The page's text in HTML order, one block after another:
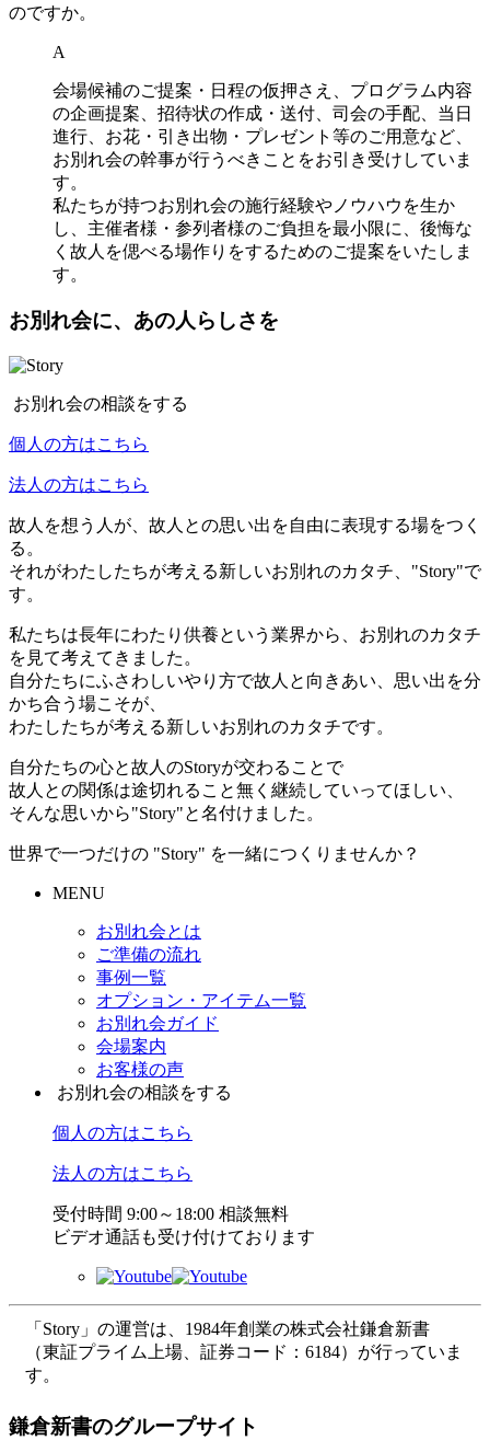
のですか。
A
会場候補のご提案・日程の仮押さえ、プログラム内容
の企画提案、招待状の作成・送付、司会の手配、当日
進行、お花・引き出物・プレゼント等のご用意など、
お別れ会の幹事が行うべきことをお引き受けしていま
す。
私たちが持つお別れ会の施行経験やノウハウを生か
し、主催者様・参列者様のご負担を最小限に、後悔な
く故人を偲べる場作りをするためのご提案をいたしま
す。
お別れ会に、あの人らしさを
お別れ会の相談をする
個人の方はこちら
法人の方はこちら
故人を想う人が、故人との思い出を自由に表現する場をつく
る。
それがわたしたちが考える新しいお別れのカタチ、"Story"で
す。
私たちは長年にわたり供養という業界から、お別れのカタチ
を見て考えてきました。
自分たちにふさわしいやり方で故人と向きあい、思い出を分
かち合う場こそが、
わたしたちが考える新しいお別れのカタチです。
自分たちの心と故人のStoryが交わることで
故人との関係は途切れること無く継続していってほしい、
そんな思いから"Story"と名付けました。
世界で一つだけの "Story" を一緒につくりませんか？
MENU
お別れ会とは
ご準備の流れ
事例一覧
オプション・アイテム一覧
お別れ会ガイド
会場案内
お客様の声
お別れ会の相談をする
個人の方はこちら
法人の方はこちら
受付時間 9:00～18:00 相談無料
ビデオ通話も受け付けております
「Story」の運営は、1984年創業の株式会社鎌倉新書
（東証プライム上場、証券コード：6184）が行っていま
す。
鎌倉新書のグループサイト